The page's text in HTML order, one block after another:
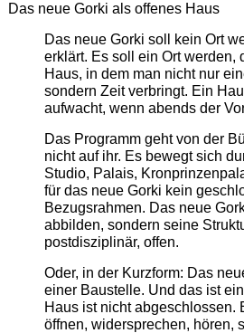
Das neue Gorki als offenes Haus
Das neue Gorki soll kein Ort
erklärt. Es soll ein Ort werden,
Haus, in dem man nicht nur
sondern Zeit verbringt. Ein
aufwacht, wenn abends der
Das Programm geht von der
nicht auf ihr. Es bewegt sich
Studio, Palais,
für das neue Gorki kein
Bezugsrahmen. Das neue
abbilden, sondern seine
postdisziplinär, offen.
Oder, in der Kurzform: Das
einer Baustelle. Und das ist
Haus ist nicht abgeschlossen.
öffnen, widersprechen, hören,